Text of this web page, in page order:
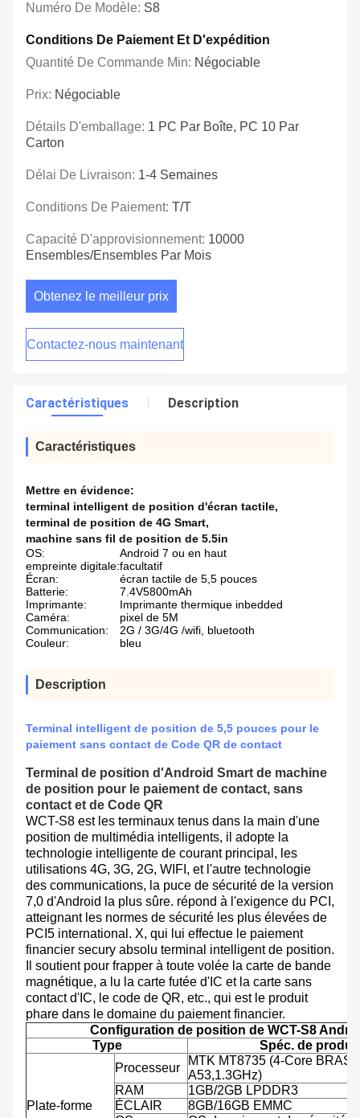
Numéro De Modèle: S8
Conditions De Paiement Et D'expédition
Quantité De Commande Min: Négociable
Prix: Négociable
Détails D'emballage: 1 PC Par Boîte, PC 10 Par
Carton
Délai De Livraison: 1-4 Semaines
Conditions De Paiement: T/T
Capacité D'approvisionnement: 10000
Ensembles/ensembles Par Mois
Obtenez le meilleur prix
Contactez-nous maintenant
Caractéristiques Description
Caractéristiques
Mettre en évidence:
terminal intelligent de position d'écran tactile,
terminal de position de 4G Smart,
machine sans fil de position de 5.5in
OS:
Android 7 ou en haut
empreinte digitale:facultatif
Écran:
écran tactile de 5,5 pouces
Batterie:
7.4V5800mAh
Imprimante:
Imprimante thermique inbedded
Caméra:
pixel de 5M
Communication:
2G / 3G/4G /wifi, bluetooth
Couleur:
bleu
Description
Terminal intelligent de position de 5,5 pouces pour le
paiement sans contact de Code QR de contact
Terminal de position d'Android Smart de machine
de position pour le paiement de contact, sans
contact et de Code QR
WCT-S8 est les terminaux tenus dans la main d'une
position de multimédia intelligents, il adopte la
technologie intelligente de courant principal, les
utilisations 4G, 3G, 2G, WIFI, et l'autre technologie
des communications, la puce de sécurité de la version
7,0 d'Android la plus sûre. répond à l'exigence du PCI,
atteignant les normes de sécurité les plus élevées de
PCI5 international. X, qui lui effectue le paiement
financier secury absolu terminal intelligent de position.
Il soutient pour frapper à toute volée la carte de bande
magnétique, a lu la carte futée d'IC et la carte sans
contact d'IC, le code de QR, etc., qui est le produit
phare dans le domaine du paiement financier.
Configuration de position de WCT-S8
Type
Spéc. de produit
Plate-forme
Processeur
MTK MT8735 (4-Core BRAS
A53,1.3GHz)
RAM
1GB/2GB LPDDR3
ÉCLAIR
8GB/16GB EMMC